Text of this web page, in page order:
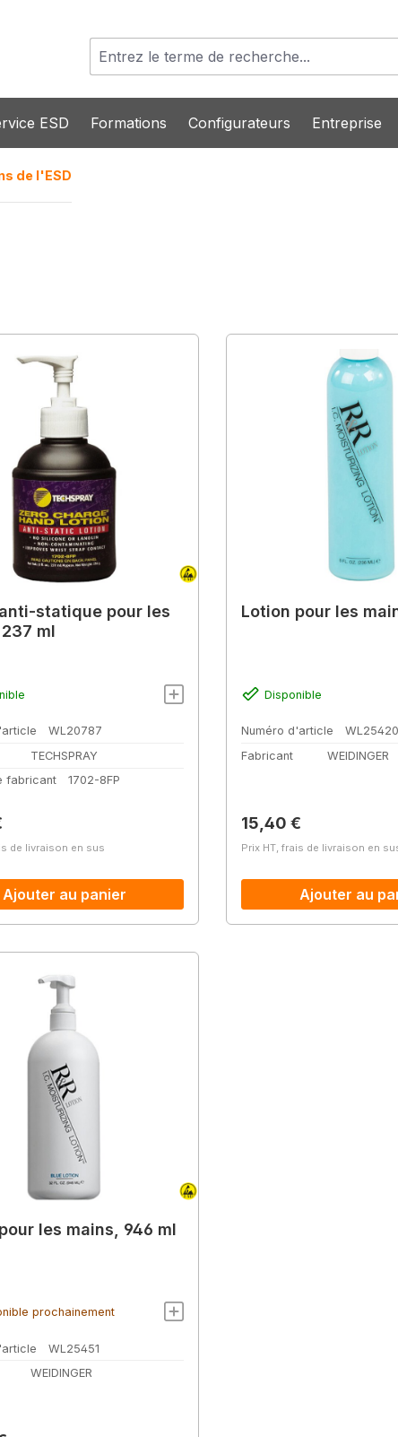
ESD Formations Configurateurs Entreprise
de l'ESD
statique pour les
ml
WL20787
TECHSPRAY
fabricant
1702-8FP
:
de livraison en sus
Ajouter au panier
Lotion pour les
Disponible
Numéro d'article
WL25420
Fabricant
WEIDINGER
Prix régulier :
15,40 €
Prix HT, frais de livraison en
Ajouter au
les mains, 946 ml
prochainement
WL25451
WEIDINGER